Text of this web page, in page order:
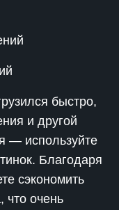
быстро,
и другой
— используйте
Благодаря
сэкономить
что очень